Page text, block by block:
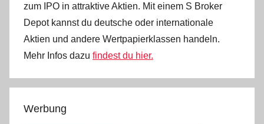
zum IPO in attraktive Aktien. Mit einem S Broker
Depot kannst du deutsche oder internationale
Aktien und andere Wertpapierklassen handeln.
Mehr Infos dazu findest du hier.
Werbung